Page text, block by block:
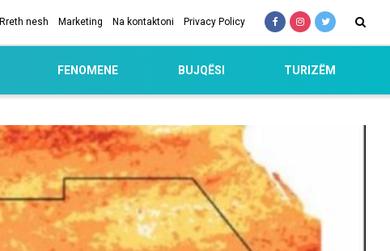
Rreth nesh Marketing Na kontaktoni Privacy Policy
FENOMENE BUJQËSI TURIZËM